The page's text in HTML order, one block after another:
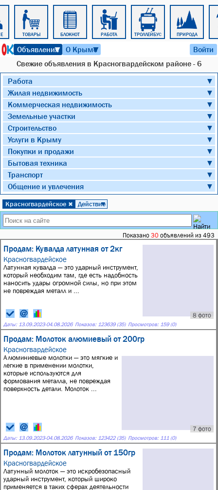
ТОВАРЫ БЛОКНОТ РАБОТА ТРОЛЛЕЙБУС ПРИРОДА
Объявления
▼ О Крыме
▼ Войти
Cвежие объявления в Красногвардейском районе - 6
Работа
▼
Жилая недвижимость ▼
Коммерческая недвижимость ▼
Земельные участки ▼
Строительство ▼
Услуги в Крыму ▼
Покупки и продажи ▼
Бытовая техника ▼
Транспорт ▼
Общение и увлечения ▼
Красногвардейское ✖ Действие
▼
Показано 30 объявлений из 493
Продам: Кувалда латунная от 2кг
Красногвардейское
8 фото
Латунная кувалда — это ударный инструмент,
который необходим там, где есть надобность
наносить удары огромной силы, но при этом
не повреждая металл и ...
Даты: 13.09.2023-04.08.2026 Показов: 123639 (35) Просмотров: 159 (0)
Продам: Молоток алюмиевый от 200гр
Красногвардейское
7 фото
Алюминиевые молотки — это мягкие и
легкие в применении молотки,
которые используются для
формования металла, не повреждая
поверхность детали. Молоток ...
Даты: 13.09.2023-04.08.2026 Показов: 123422 (35) Просмотров: 111 (0)
Продам: Молоток латунный от 150гр
Красногвардейское
Латунный молоток — это искробезопасный
ударный инструмент, который широко
применяется в таких сферах деятельности